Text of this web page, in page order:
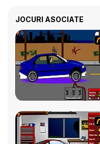
JOCURI ASOCIATE